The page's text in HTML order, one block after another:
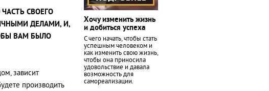
Хочу изменить жизнь
и добиться успеха
С чего начать, чтобы стать
успешным человеком и
как изменить свою жизнь,
чтобы она приносила
удовольствие и давала
возможность для
самореализации.
СВОЕГО
ДЕЛАМИ, И,
ВАМ БЫЛО
зависит
производить